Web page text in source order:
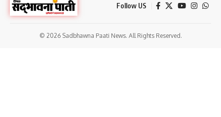
Follow US
© 2026 Sadbhawna Paati News. All Rights Reserved.